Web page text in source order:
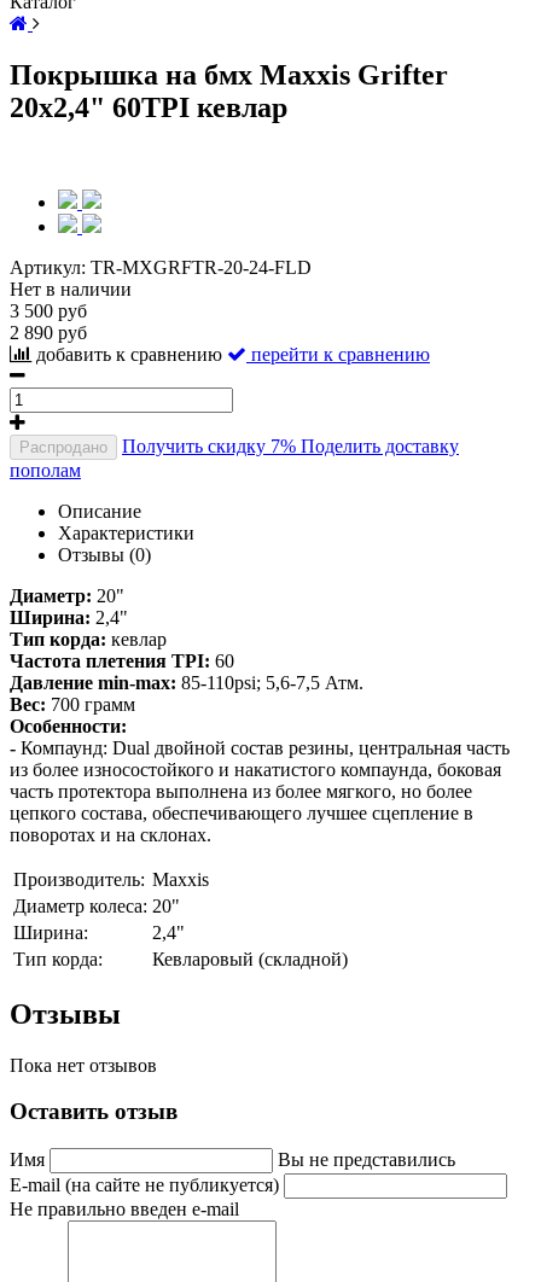
Покрышка на бмх Maxxis Grifter
20х2,4" 60TPI кевлар
Артикул: TR-MXGRFTR-20-24-FLD
Нет в наличии
3 500 руб
2 890 руб
добавить к сравнению
перейти к сравнению
Распродано Получить скидку 7% Поделить доставку
пополам
Описание
Характеристики
Отзывы (0)
Диаметр: 20"
Ширина: 2,4"
Тип корда: кевлар
Частота плетения TPI: 60
Давление min-max: 85-110psi; 5,6-7,5 Атм.
Вес: 700 грамм
Особенности:
- Компаунд: Dual двойной состав резины, центральная часть
из более износостойкого и накатистого компаунда, боковая
часть протектора выполнена из более мягкого, но более
цепкого состава, обеспечивающего лучшее сцепление в
поворотах и на склонах.
Производитель: Maxxis
Диаметр колеса: 20"
Ширина:
2,4"
Тип корда:
Кевларовый (складной)
Отзывы
Пока нет отзывов
Оставить отзыв
Имя
Вы не представились
E-mail (на сайте не публикуется)
Не правильно введен e-mail